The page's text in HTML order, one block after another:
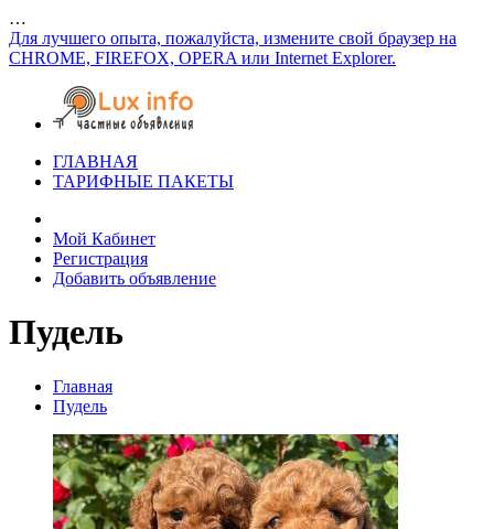
…
Для лучшего опыта, пожалуйста, измените свой браузер на
CHROME, FIREFOX, OPERA или Internet Explorer.
ГЛАВНАЯ
ТАРИФНЫЕ ПАКЕТЫ
Мой Кабинет
Регистрация
Добавить объявление
Пудель
Главная
Пудель